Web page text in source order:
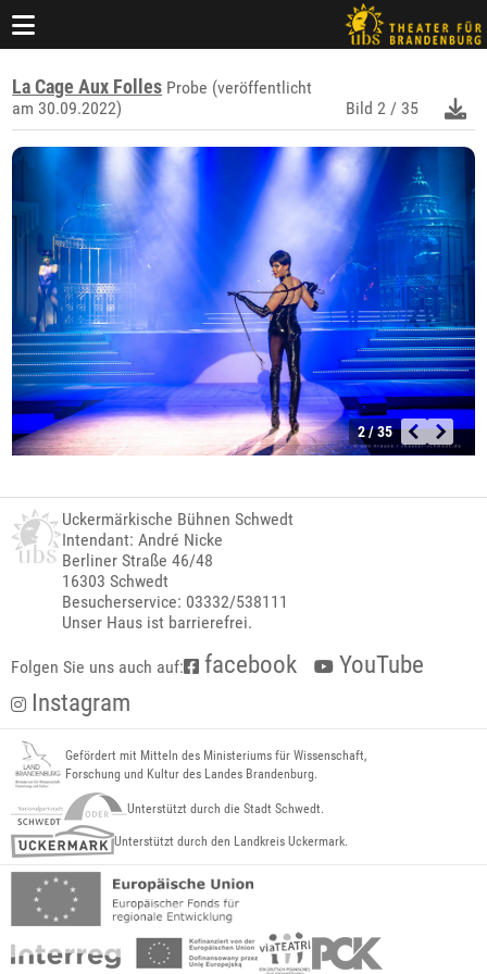
La Cage Aux Folles Probe (veröffentlicht
am 30.09.2022)
Bild 2 / 35
2 / 35
Uckermärkische Bühnen Schwedt
Intendant: André Nicke
Berliner Straße 46/48
16303 Schwedt
Besucherservice: 03332/538111
Unser Haus ist barrierefrei.
Folgen Sie uns auch auf: facebook
YouTube
Instagram
Gefördert mit Mitteln des Ministeriums für Wissenschaft,
Forschung und Kultur des Landes Brandenburg.
Unterstützt durch die Stadt Schwedt.
Unterstützt durch den Landkreis Uckermark.